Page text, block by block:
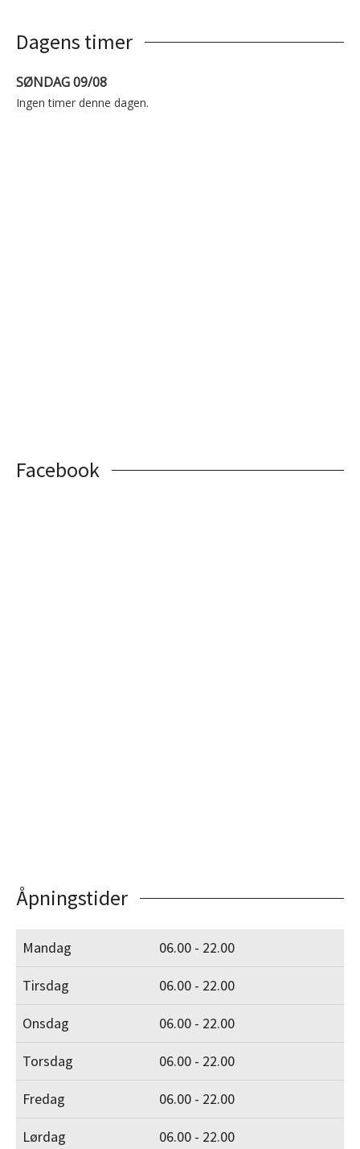
Dagens timer
Facebook
Åpningstider
Mandag 06.00 - 22.00
Tirsdag 06.00 - 22.00
Onsdag 06.00 - 22.00
Torsdag 06.00 - 22.00
Fredag 06.00 - 22.00
Lørdag 06.00 - 22.00